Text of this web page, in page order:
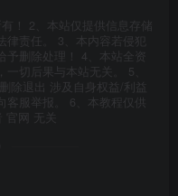
！ 2、本站仅提供信息存储
责任。 3、本内容若侵犯
删除处理！ 4、本站全资
切后果与本站无关。 5、
除退出 涉及自身权益/利益
客服举报。 6、本教程仅供
官网 无关